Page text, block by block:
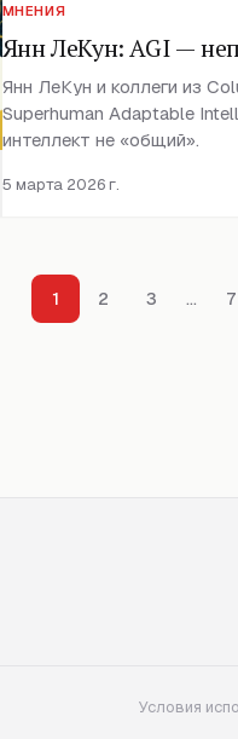
МНЕНИЯ
Янн ЛеКун: AGI —
Янн ЛеКун и коллеги из
Superhuman Adaptable
интеллект не «общий».
5 марта 2026 г.
1 2 3 … 7
Условия